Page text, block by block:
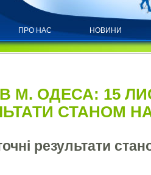
ПРО НАС НОВИНИ
М. ОДЕСА: 15
СТАНОМ
результати